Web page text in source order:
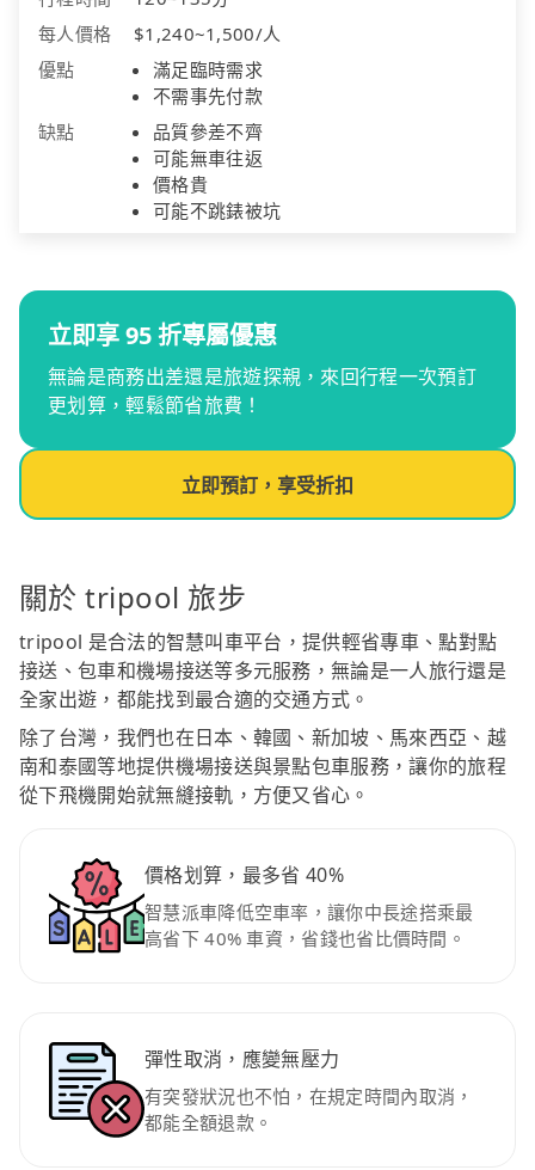
每人價格
$1,240~1,500/人
優點
滿足臨時需求
不需事先付款
缺點
品質參差不齊
可能無車往返
價格貴
可能不跳錶被坑
立即享 95 折專屬優惠
無論是商務出差還是旅遊探親，來回行程一次預訂
更划算，輕鬆節省旅費！
立即預訂，享受折扣
關於 tripool 旅步
tripool 是合法的智慧叫車平台，提供輕省專車、點對點
接送、包車和機場接送等多元服務，無論是一人旅行還是
全家出遊，都能找到最合適的交通方式。
除了台灣，我們也在日本、韓國、新加坡、馬來西亞、越
南和泰國等地提供機場接送與景點包車服務，讓你的旅程
從下飛機開始就無縫接軌，方便又省心。
價格划算，最多省 40%
智慧派車降低空車率，讓你中長途搭乘最
高省下 40% 車資，省錢也省比價時間。
彈性取消，應變無壓力
有突發狀況也不怕，在規定時間內取消，
都能全額退款。